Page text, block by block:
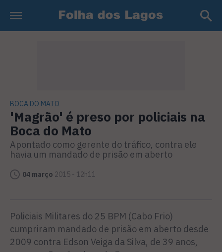
BOCA DO MATO
'Magrão' é preso por policiais na
Boca do Mato
Apontado como gerente do tráfico, contra ele
havia um mandado de prisão em aberto
04 março 2015 - 12h11
Policiais Militares do 25 BPM (Cabo Frio)
cumpriram mandado de prisão em aberto desde
2009 contra Edson Veiga da Silva, de 39 anos,